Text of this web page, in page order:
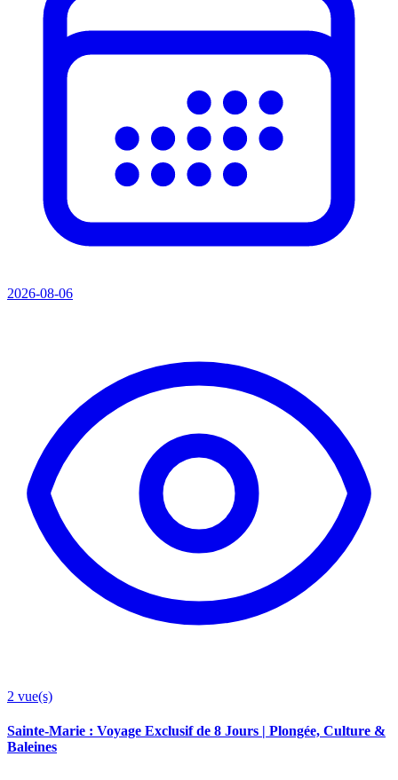
2026-08-06
2 vue(s)
Sainte-Marie : Voyage Exclusif de 8 Jours | Plongée, Culture &
Baleines